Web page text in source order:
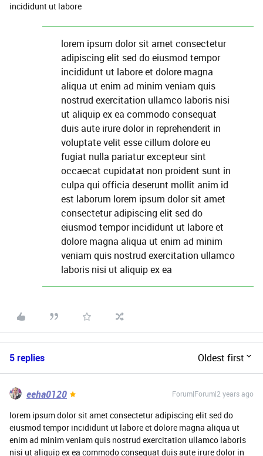
incididunt ut labore
lorem ipsum dolor sit amet consectetur
adipiscing elit sed do eiusmod tempor
incididunt ut labore et dolore magna
aliqua ut enim ad minim veniam quis
nostrud exercitation ullamco laboris nisi
ut aliquip ex ea commodo consequat
duis aute irure dolor in reprehenderit in
voluptate velit esse cillum dolore eu
fugiat nulla pariatur excepteur sint
occaecat cupidatat non proident sunt in
culpa qui officia deserunt mollit anim id
est laborum lorem ipsum dolor sit amet
consectetur adipiscing elit sed do
eiusmod tempor incididunt ut labore et
dolore magna aliqua ut enim ad minim
veniam quis nostrud exercitation ullamco
laboris nisi ut aliquip ex ea
5 replies Oldest first
eeha0120 Forum|Forum|2 years ago
lorem ipsum dolor sit amet consectetur adipiscing elit sed do
eiusmod tempor incididunt ut labore et dolore magna aliqua ut
enim ad minim veniam quis nostrud exercitation ullamco laboris
nisi ut aliquip ex ea commodo consequat duis aute irure dolor in